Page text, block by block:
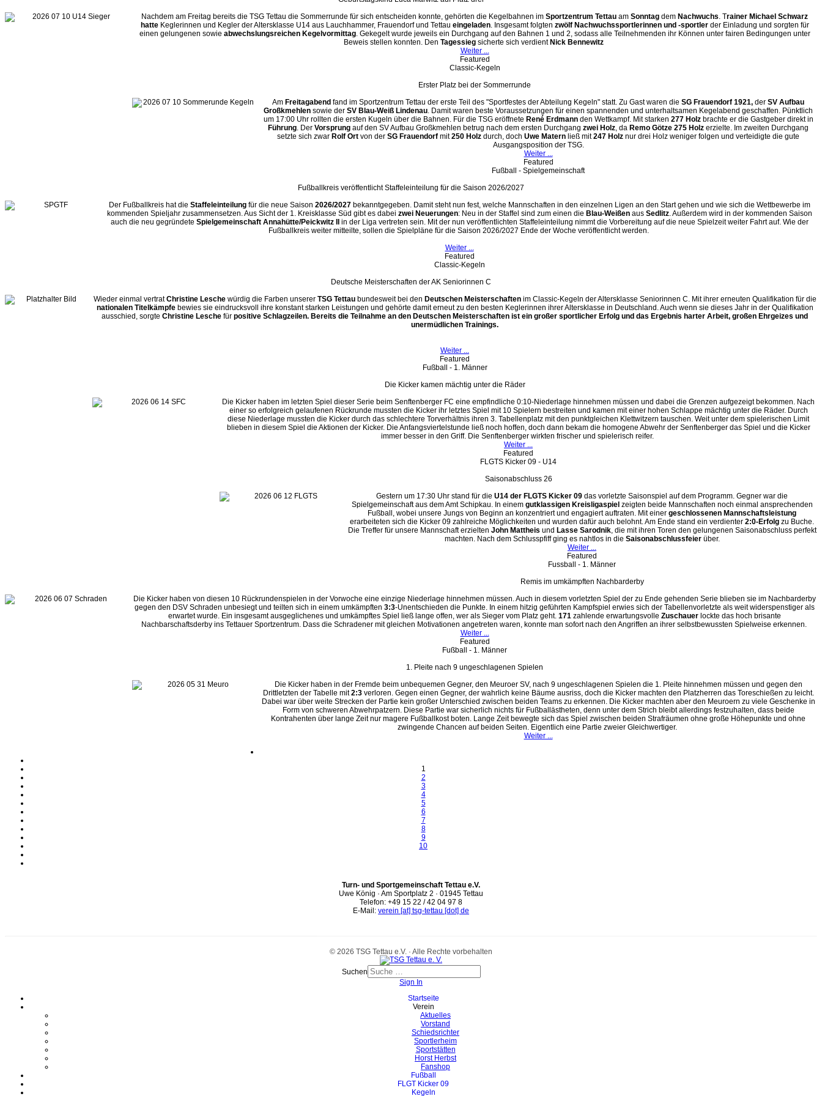
Nachdem am Freitag bereits die TSG Tettau die Sommerrunde für sich entscheiden konnte, gehörten die Kegelbahnen im Sportzentrum Tettau am Sonntag dem Nachwuchs. Trainer Michael Schwarz
hatteKeglerinnen und Kegler der Altersklasse U14 aus Lauchhammer, Frauendorf und Tettau eingeladen. Insgesamt folgten zwölf Nachwuchssportlerinnen und -sportlerder Einladung und sorgten für
einen gelungenen sowie abwechslungsreichen Kegelvormittag. Gekegelt wurde jeweils ein Durchgang auf den Bahnen 1 und 2, sodass alle Teilnehmenden ihr Können unter fairen Bedingungen unter
Beweis stellen konnten. Den Tagessieg sicherte sich verdient Nick Bennewitz
Weiter ...
Featured
Classic-Kegeln
Erster Platz bei der Sommerrunde
Am Freitagabend fand im Sportzentrum Tettau der erste Teil des "Sportfestes der Abteilung Kegeln" statt. Zu Gast waren die SG Frauendorf 1921, der SV Aufbau
Großkmehlen sowie der SV Blau-Weiß Lindenau. Damit waren beste Voraussetzungen für einen spannenden und unterhaltsamen Kegelabend geschaffen. Pünktlich
um 17:00 Uhr rollten die ersten Kugeln über die Bahnen. Für die TSG eröffnete René Erdmannden Wettkampf. Mit starken 277 Holzbrachte er die Gastgeber direkt in
Führung. Der Vorsprung auf den SV Aufbau Großkmehlen betrug nach dem ersten Durchgang zwei Holz, da Remo Götze 275 Holz erzielte. Im zweiten Durchgang
setzte sich zwar Rolf Ort von der SG Frauendorf mit250 Holz durch, doch Uwe Matern ließ mit247 Holz nur drei Holz weniger folgen und verteidigte die gute
Ausgangsposition der TSG.
Weiter ...
Featured
Fußball - Spielgemeinschaft
Fußballkreis veröffentlicht Staffeleinteilung für die Saison 2026/2027
Der Fußballkreis hat die Staffeleinteilungfür die neue Saison 2026/2027bekanntgegeben. Damit steht nun fest, welche Mannschaften in den einzelnen Ligen an den Start gehen und wie sich die Wettbewerbe im
kommenden Spieljahr zusammensetzen. Aus Sicht der 1. Kreisklasse Süd gibt es dabei zwei Neuerungen: Neu in der Staffel sind zum einen die Blau-Weißenaus Sedlitz. Außerdem wird in der kommenden Saison
auch die neu gegründete Spielgemeinschaft Annahütte/Peickwitz II
in der Liga vertreten sein. Mit der nun veröffentlichten Staffeleinteilung nimmt die Vorbereitung auf die neue Spielzeit weiter Fahrt auf. Wie der
Fußballkreis weiter mitteilte, sollen die Spielpläne für die Saison 2026/2027 Ende der Woche veröffentlicht werden.
Weiter ...
Featured
Classic-Kegeln
Deutsche Meisterschaften der AK Seniorinnen C
Wieder einmal vertratChristine Leschewürdig die Farben unserer TSG Tettaubundesweit bei den Deutschen Meisterschaftenim Classic-Kegeln der Altersklasse Seniorinnen C. Mit ihrer erneuten Qualifikation für die
nationalen Titelkämpfebewies sie eindrucksvoll ihre konstant starken Leistungen und gehörte damit erneut zu den besten Keglerinnen ihrer Altersklasse in Deutschland. Auch wenn sie dieses Jahr in der Qualifikation
ausschied, sorgte Christine Lesche für positive Schlagzeilen. Bereits die Teilnahme an den Deutschen Meisterschaften ist ein großer sportlicher Erfolg und das Ergebnis harter Arbeit, großen Ehrgeizes und
unermüdlichen Trainings.
Weiter ...
Featured
Fußball - 1. Männer
Die Kicker kamen mächtig unter die Räder
Die Kicker haben im letzten Spiel dieser Serie beim Senftenberger FC eine empfindliche 0:10-Niederlage hinnehmen müssen und dabei die Grenzen aufgezeigt bekommen. Nach
einer so erfolgreich gelaufenen Rückrunde mussten die Kicker ihr letztes Spiel mit 10 Spielern bestreiten und kamen mit einer hohen Schlappe mächtig unter die Räder. Durch
diese Niederlage mussten die Kicker durch das schlechtere Torverhältnis ihren 3. Tabellenplatz mit den punktgleichen Klettwitzern tauschen. Weit unter dem spielerischen Limit
blieben in diesem Spiel die Aktionen der Kicker. Die Anfangsviertelstunde ließ noch hoffen, doch dann bekam die homogene Abwehr der Senftenberger das Spiel und die Kicker
immer besser in den Griff. Die Senftenberger wirkten frischer und spielerisch reifer.
Weiter ...
Featured
FLGTS Kicker 09 - U14
Saisonabschluss 26
Gestern um 17:30 Uhr stand für die U14 der FLGTS Kicker 09 das vorletzte Saisonspiel auf dem Programm. Gegner war die
Spielgemeinschaft aus dem Amt Schipkau. In einem gutklassigen Kreisligaspiel zeigten beide Mannschaften noch einmal ansprechenden
Fußball, wobei unsere Jungs von Beginn an konzentriert und engagiert auftraten. Mit einer geschlossenen Mannschaftsleistung
erarbeiteten sich die Kicker 09 zahlreiche Möglichkeiten und wurden dafür auch belohnt. Am Ende stand ein verdienter 2:0-Erfolg zu Buche.
Die Treffer für unsere Mannschaft erzielten John Mattheis und Lasse Sarodnik, die mit ihren Toren den gelungenen Saisonabschluss perfekt
machten. Nach dem Schlusspfiff ging es nahtlos in die Saisonabschlussfeierüber.
Weiter ...
Featured
Fussball - 1. Männer
Remis im umkämpften Nachbarderby
Die Kicker haben von diesen 10 Rückrundenspielen in der Vorwoche eine einzige Niederlage hinnehmen müssen. Auch in diesem vorletzten Spiel der zu Ende gehenden Serie blieben sie im Nachbarderby
gegen den DSV Schraden unbesiegt und teilten sich in einem umkämpften 3:3-Unentschieden die Punkte. In einem hitzig geführten Kampfspiel erwies sich der Tabellenvorletzte als weit widerspenstiger als
erwartet wurde. Ein insgesamt ausgeglichenes und umkämpftes Spiel ließ lange offen, wer als Sieger vom Platz geht. 171 zahlende erwartungsvolle Zuschauer lockte das hoch brisante
Nachbarschaftsderby ins Tettauer Sportzentrum. Dass die Schradener mit gleichen Motivationen angetreten waren, konnte man sofort nach den Angriffen an ihrer selbstbewussten Spielweise erkennen.
Weiter ...
Featured
Fußball - 1. Männer
1. Pleite nach 9 ungeschlagenen Spielen
Die Kicker haben in der Fremde beim unbequemen Gegner, den Meuroer SV, nach 9 ungeschlagenen Spielen die 1. Pleite hinnehmen müssen und gegen den
Drittletzten der Tabelle mit2:3verloren. Gegen einen Gegner, der wahrlich keine Bäume ausriss, doch die Kicker machten den Platzherren das Toreschießen zu leicht.
Dabei war über weite Strecken der Partie kein großer Unterschied zwischen beiden Teams zu erkennen. Die Kicker machten aber den Meuroern zu viele Geschenke in
Form von schweren Abwehrpatzern. Diese Partie war sicherlich nichts für Fußballästheten, denn unter dem Strich bleibt allerdings festzuhalten, dass beide
Kontrahenten über lange Zeit nur magere Fußballkost boten. Lange Zeit bewegte sich das Spiel zwischen beiden Strafräumen ohne große Höhepunkte und ohne
zwingende Chancen auf beiden Seiten. Eigentlich eine Partie zweier Gleichwertiger.
Weiter ...
1
2
3
4
5
6
7
8
9
10
Turn- und Sportgemeinschaft Tettau e.V.
Uwe König · Am Sportplatz 2 · 01945 Tettau
Telefon: +49 15 22 / 42 04 97 8
E-Mail: verein [at] tsg-tettau [dot] de
© 2026 TSG Tettau e.V. · Alle Rechte vorbehalten
Suchen
Sign In
Startseite
Verein
Aktuelles
Vorstand
Schiedsrichter
Sportlerheim
Sportstätten
Horst Herbst
Fanshop
Fußball
FLGT Kicker 09
Kegeln